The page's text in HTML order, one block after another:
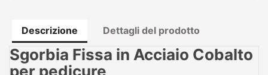
Descrizione Dettagli del prodotto
Sgorbia Fissa in Acciaio Cobalto
per pedicure